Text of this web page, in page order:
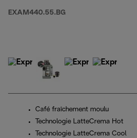
EXAM440.55.BG
Café fraîchement moulu
Technologie LatteCrema Hot
Technologie LatteCrema Cool